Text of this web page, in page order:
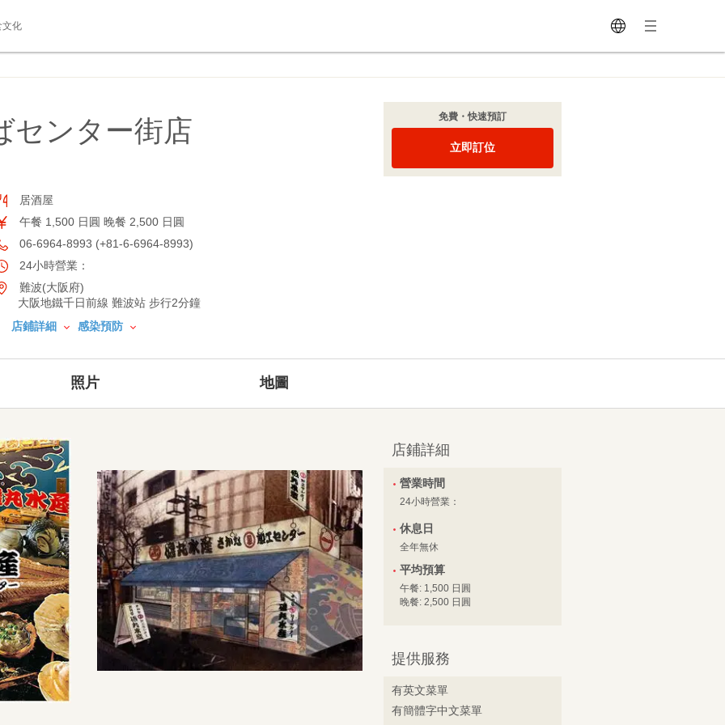
文化
センター街店
居酒屋
午餐 1,500 日圓 晚餐 2,500 日圓
06-6964-8993 (+81-6-6964-8993)
24小時營業：
難波(大阪府)
大阪地鐵千日前線 難波站 步行2分鐘
店鋪詳細
感染預防
免費・快速預訂
立即訂位
照片 地圖
店鋪詳細
營業時間
24小時營業：
休息日
全年無休
平均預算
午餐: 1,500 日圓
晚餐: 2,500 日圓
提供服務
有英文菜單
有簡體字中文菜單